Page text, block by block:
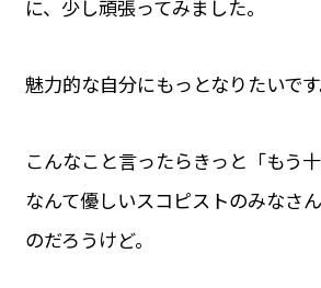
に、少し頑張ってみました。
魅力的な自分にもっとなりたいです
こんなこと言ったらきっと「もう
なんて優しいスコピストのみなさ
のだろうけど。